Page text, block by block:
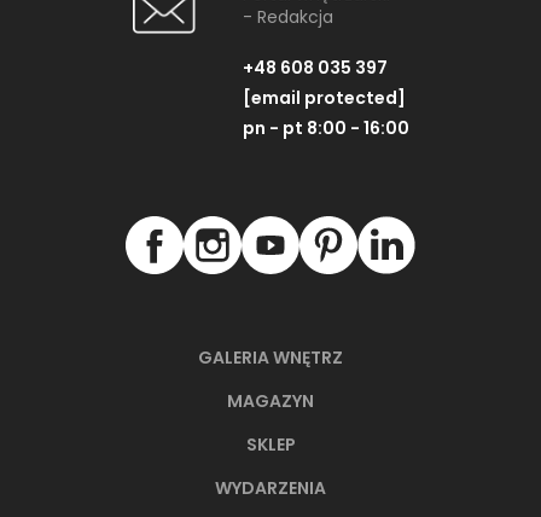
GALERIA WNĘTRZ
MAGAZYN
SKLEP
WYDARZENIA
- Redakcja
+48 608 035 397
[email protected]
pn - pt 8:00 - 16:00